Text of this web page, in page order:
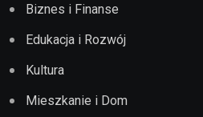
Biznes i Finanse
Edukacja i Rozwój
Kultura
Mieszkanie i Dom